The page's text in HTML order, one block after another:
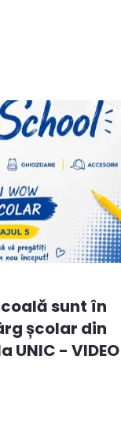
sunt în
școlar din
UNIC - VIDEO